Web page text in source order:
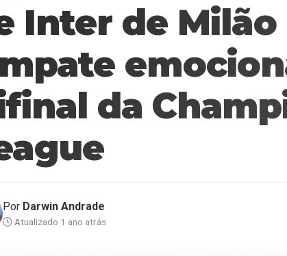
Inter de Milão
da
Por Darwin Andrade
Atualizado 1 ano atrás